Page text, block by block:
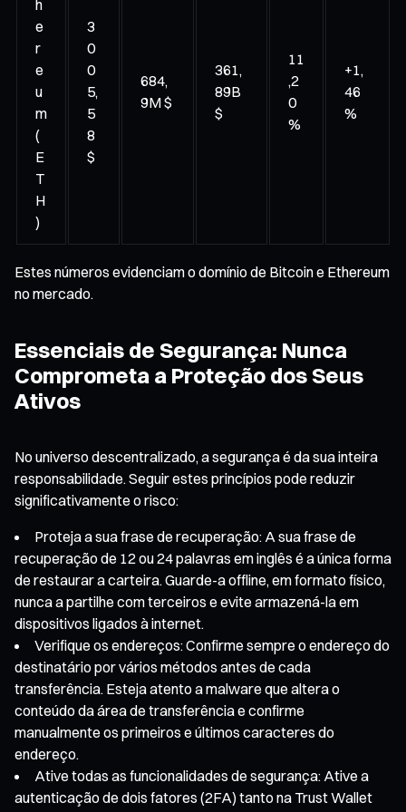
h
e
r
e
u
m
(
E
T
H
)
3
0
0
5,
5
8
$
684,
9M $
361,
89B
$
11
,2
0
%
+1,
46
%
Estes números evidenciam o domínio de Bitcoin e Ethereum
no mercado.
Essenciais de Segurança: Nunca
Comprometa a Proteção dos Seus
Ativos
No universo descentralizado, a segurança é da sua inteira
responsabilidade. Seguir estes princípios pode reduzir
significativamente o risco:
Proteja a sua frase de recuperação: A sua frase de
recuperação de 12 ou 24 palavras em inglês é a única forma
de restaurar a carteira. Guarde-a offline, em formato físico,
nunca a partilhe com terceiros e evite armazená-la em
dispositivos ligados à internet.
Verifique os endereços: Confirme sempre o endereço do
destinatário por vários métodos antes de cada
transferência. Esteja atento a malware que altera o
conteúdo da área de transferência e confirme
manualmente os primeiros e últimos caracteres do
endereço.
Ative todas as funcionalidades de segurança: Ative a
autenticação de dois fatores (2FA) tanto na Trust Wallet